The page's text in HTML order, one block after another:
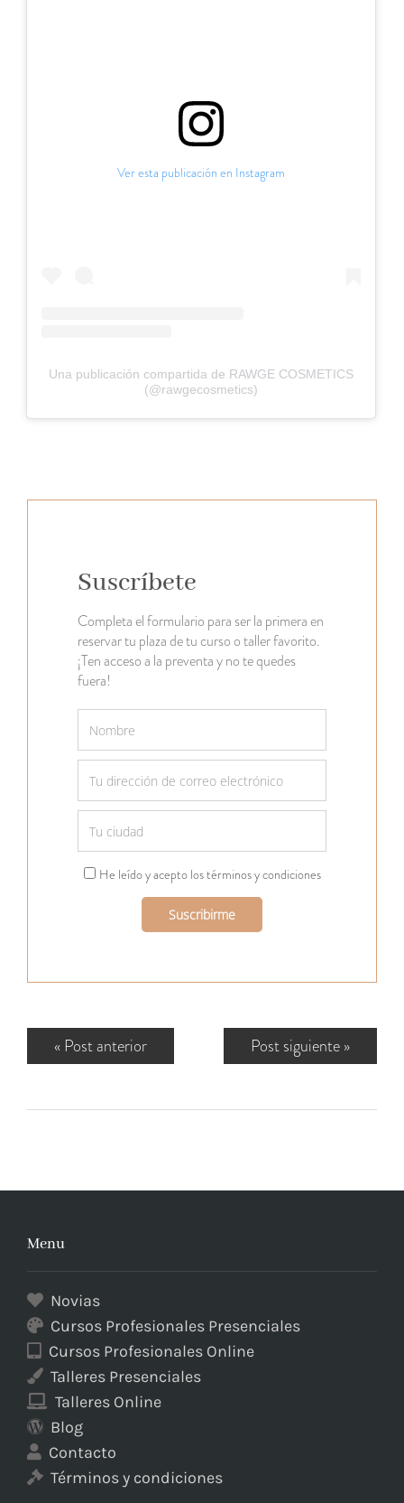
Ver esta publicación en Instagram
Una publicación compartida de RAWGE COSMETICS
(@rawgecosmetics)
Suscríbete
Completa el formulario para ser la primera en
reservar tu plaza de tu curso o taller favorito.
¡Ten acceso a la preventa y no te quedes
fuera!
He leído y acepto los términos y condiciones
« Post anterior Post siguiente»
Menu
Novias
Cursos Profesionales Presenciales
Cursos Profesionales Online
Talleres Presenciales
Talleres Online
Blog
Contacto
Términos y condiciones